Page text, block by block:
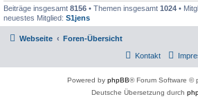
Beiträge insgesamt 8156 • Themen insgesamt 1024 •
neuestes Mitglied: S1jens
Webseite Foren-Übersicht
Kontakt
Powered by phpBB® Forum Software ©
Deutsche Übersetzung durch